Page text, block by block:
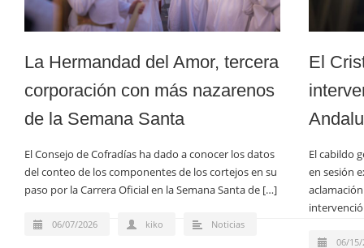
El
El cabildo
en sesión
06/15/
La Hermandad del Amor, tercera
corporación con más nazarenos
de la Semana Santa
El Consejo de Cofradías ha dado a conocer los datos
del conteo de los componentes de los cortejos en su
paso por la Carrera Oficial en la Semana Santa de […]
06/07/2026 kiko Noticias